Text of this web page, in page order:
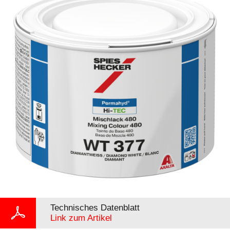
Technisches Datenblatt
Link zum Artikel